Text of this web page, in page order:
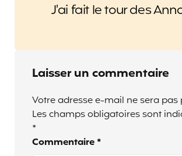
J'ai fait le tour des
Laisser un commentaire
Votre adresse e-mail ne sera pas
Les champs obligatoires sont
*
Commentaire *